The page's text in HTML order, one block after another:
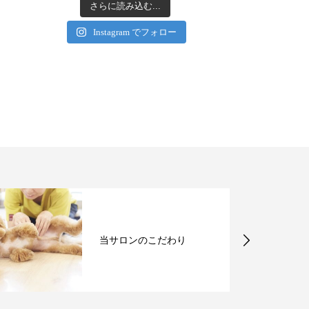
さらに読み込む...
Instagram でフォロー
当サロンのこだわり